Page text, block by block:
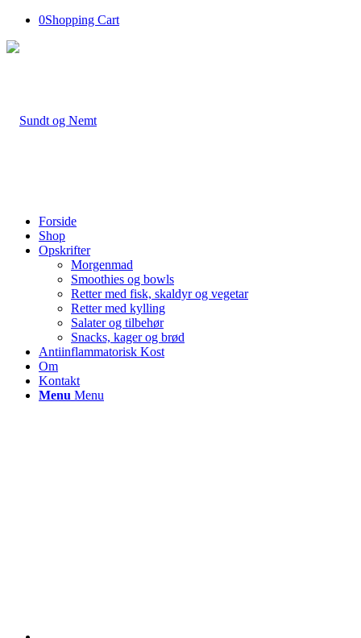
0Shopping Cart
Forside
Shop
Opskrifter
Morgenmad
Smoothies og bowls
Retter med fisk, skaldyr og vegetar
Retter med kylling
Salater og tilbehør
Snacks, kager og brød
Antiinflammatorisk Kost
Om
Kontakt
Menu Menu